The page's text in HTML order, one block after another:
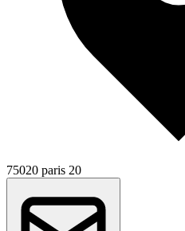
75020 paris 20